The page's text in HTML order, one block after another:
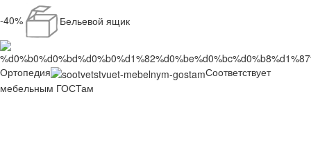
-40% Бельевой ящик
Ортопедия
Соответствует
мебельным ГОСТам